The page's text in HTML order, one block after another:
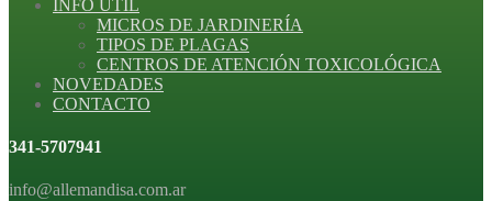
INFO ÚTIL
MICROS DE JARDINERÍA
TIPOS DE PLAGAS
CENTROS DE ATENCIÓN TOXICOLÓGICA
NOVEDADES
CONTACTO
341-5707941
info@allemandisa.com.ar